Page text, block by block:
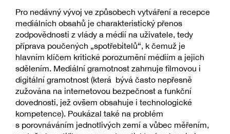
Pro nedávný vývoj ve způsobech vytváření a recepce
mediálních obsahů je charakteristický přenos
zodpovědnosti z vlády a médií na uživatele, tedy
příprava poučených „spotřebitelů“, k čemuž je
hlavním klíčem kritické porozumění médiím a jejich
sdělením. Mediální gramotnost zahrnuje filmovou i
digitální gramotnost (která bývá často nepřesně
zužována na internetovou bezpečnost a funkční
dovednosti, jež ovšem obsahuje i technologické
kompetence). Poukázal také na problém
s porovnáváním jednotlivých zemí a vůbec měřením,